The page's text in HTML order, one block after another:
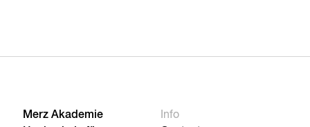
Merz Akademie
Info